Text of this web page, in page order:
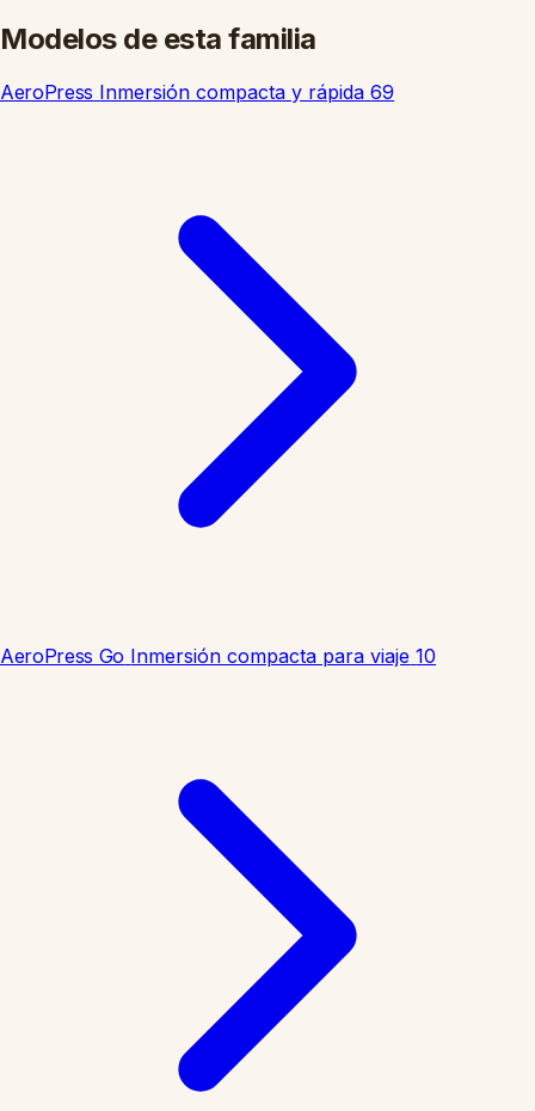
Modelos de esta familia
AeroPress Inmersión compacta y rápida 69
AeroPress Go Inmersión compacta para viaje 10